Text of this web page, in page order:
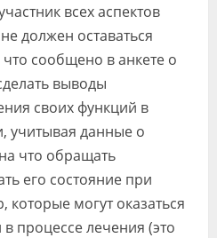
всех аспектов
должен оставаться
сообщено в анкете о
выводы
своих функций в
учитывая данные о
что обращать
его состояние при
могут оказаться
процессе лечения (это